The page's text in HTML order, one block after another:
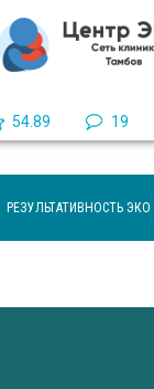
54.89 19
РЕЗУЛЬТАТИВНОСТЬ ЭКО